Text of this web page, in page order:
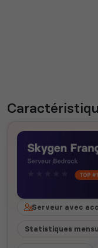
Serveur avec
Statistiques